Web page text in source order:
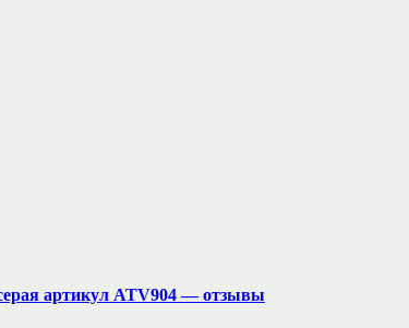
артикул ATV904 — отзывы